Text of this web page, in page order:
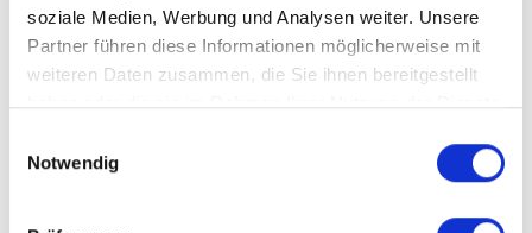
soziale Medien, Werbung und Analysen weiter. Unsere
Partner führen diese Informationen möglicherweise mit
weiteren Daten zusammen, die Sie ihnen bereitgestellt
haben oder die sie im Rahmen Ihrer Nutzung der Dienste
Notwendig